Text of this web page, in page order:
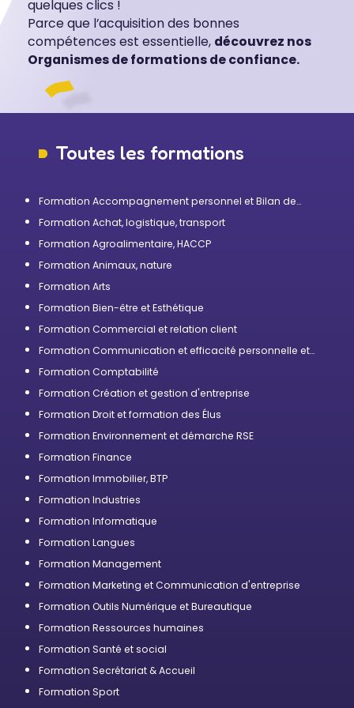
quelques clics !
Parce que l’acquisition des bonnes
compétences est essentielle, découvrez nos
Organismes de formations de confiance.
Toutes les formations
Formation Accompagnement personnel et Bilan de
Formation Achat, logistique, transport
Formation Agroalimentaire, HACCP
Formation Animaux, nature
Formation Arts
Formation Bien-être et Esthétique
Formation Commercial et relation client
Formation Communication et efficacité personnelle et
Formation Comptabilité
Formation Création et gestion d'entreprise
Formation Droit et formation des Élus
Formation Environnement et démarche RSE
Formation Finance
Formation Immobilier, BTP
Formation Industries
Formation Informatique
Formation Langues
Formation Management
Formation Marketing et Communication d'entreprise
Formation Outils Numérique et Bureautique
Formation Ressources humaines
Formation Santé et social
Formation Secrétariat & Accueil
Formation Sport